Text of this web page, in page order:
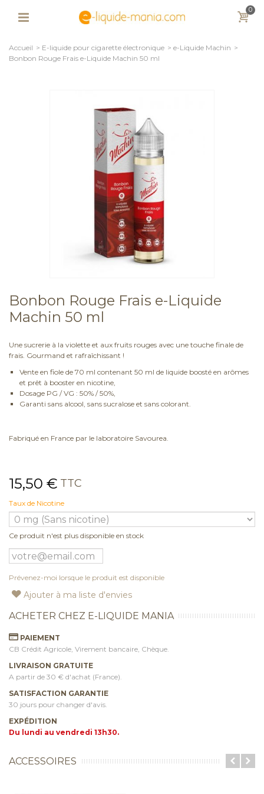
0
Accueil > E-liquide pour cigarette électronique > e-Liquide Machin >
Bonbon Rouge Frais e-Liquide Machin 50 ml
Bonbon Rouge Frais e-Liquide
Machin 50 ml
Une sucrerie à la violette et aux fruits rouges avec une touche finale de
frais. Gourmand et rafraîchissant !
Vente en fiole de 70 ml contenant 50 ml de liquide boosté en arômes
et prêt à booster en nicotine,
Dosage PG / VG : 50% / 50%,
Garanti sans alcool, sans sucralose et sans colorant.
Fabriqué en France par le laboratoire Savourea.
15,50 € TTC
Taux de Nicotine
Ce produit n'est plus disponible en stock
Prévenez-moi lorsque le produit est disponible
Ajouter à ma liste d'envies
ACHETER CHEZ E-LIQUIDE MANIA
PAIEMENT
CB Crédit Agricole, Virement bancaire, Chèque.
LIVRAISON GRATUITE
A partir de 30 € d'achat (France).
SATISFACTION GARANTIE
30 jours pour changer d'avis.
EXPÉDITION
Du lundi au vendredi 13h30.
ACCESSOIRES